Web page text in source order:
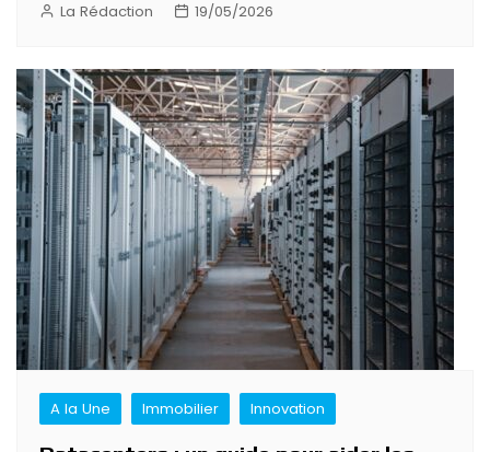
La Rédaction 19/05/2026
A la Une Immobilier Innovation